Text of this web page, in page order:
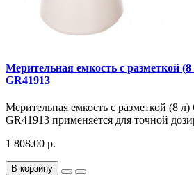
Мерительная емкость с разметкой
GR41913
Мерительная емкость с разметкой (8
GR41913 применяется для точной
1 808.00 р.
В корзину